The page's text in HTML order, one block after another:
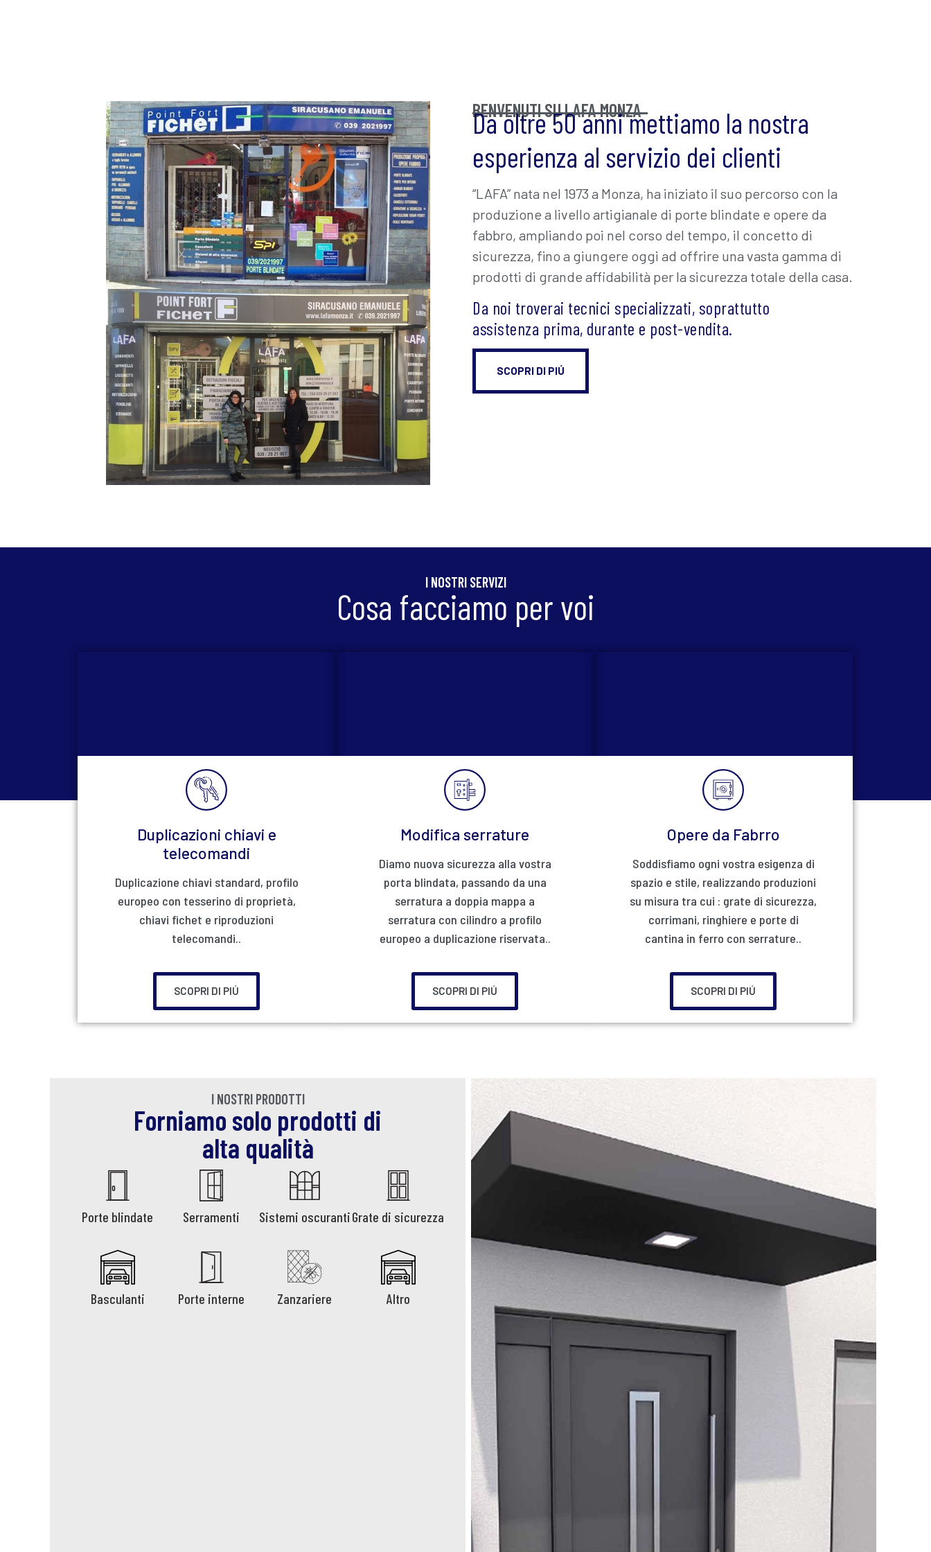
BENVENUTI SU LAFA MONZA
Da oltre 50 anni mettiamo la nostra
esperienza al servizio dei clienti
“LAFA” nata nel 1973 a Monza, ha iniziato il suo percorso con la
produzione a livello artigianale di porte blindate e opere da
fabbro, ampliando poi nel corso del tempo, il concetto di
sicurezza, fino a giungere oggi ad offrire una vasta gamma di
prodotti di grande affidabilità per la sicurezza totale della casa.
Da noi troverai tecnici specializzati, soprattutto
assistenza prima, durante e post-vendita.
SCOPRI DI PIÚ
I NOSTRI SERVIZI
Cosa facciamo per voi
Duplicazioni chiavi e
telecomandi
Duplicazione chiavi standard, profilo
europeo con tesserino di proprietà,
chiavi fichet e riproduzioni
telecomandi..
SCOPRI DI PIÚ
Modifica serrature
Diamo nuova sicurezza alla vostra
porta blindata, passando da una
serratura a doppia mappa a
serratura con cilindro a profilo
europeo a duplicazione riservata..
SCOPRI DI PIÚ
Opere da Fabrro
Soddisfiamo ogni vostra esigenza di
spazio e stile, realizzando produzioni
su misura tra cui : grate di sicurezza,
corrimani, ringhiere e porte di
cantina in ferro con serrature..
SCOPRI DI PIÚ
I NOSTRI PRODOTTI
Forniamo solo prodotti di
alta qualità
Porte blindate Serramenti Sistemi oscurantiGrate di sicurezza
Basculanti Porte interne Zanzariere Altro